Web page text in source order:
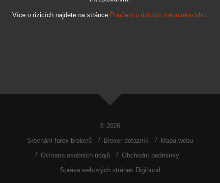
Více o rizicích najdete na stránce Poučení o rizicích měnového trhu.
© 2026
Srovnání forex brokerů
Broker dotazník
Mapa webu
Ochrana osobních údajů
Obchodní podmínky
Správa webových stránek Digihood